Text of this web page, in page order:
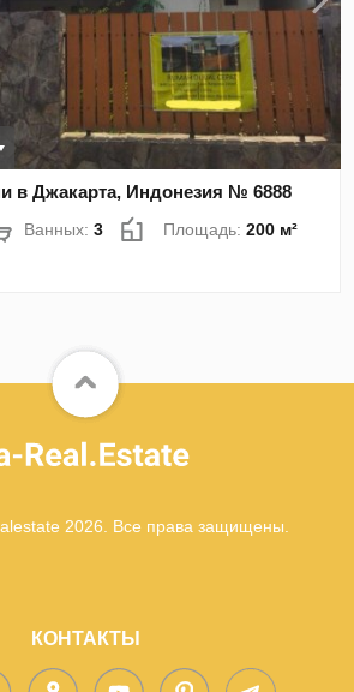
в Джакарта, Индонезия № 6888
Ванных:3 Площадь:200 м²
2026. Все права защищены.
КОНТАКТЫ